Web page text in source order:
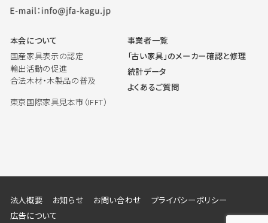
本会について
国産家具表示の認定
輸出活動の促進
合法木材・木製品の普及
東京国際家具見本市（IFFT）
事業者一覧
「古い家具」のメーカー確認と修理
統計データ
よくあるご質問
法人概要 お知らせ お問い合わせ
プライバシーポリシー
広告について